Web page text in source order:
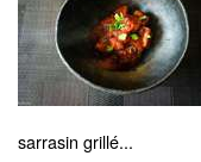
sarrasin grillé...